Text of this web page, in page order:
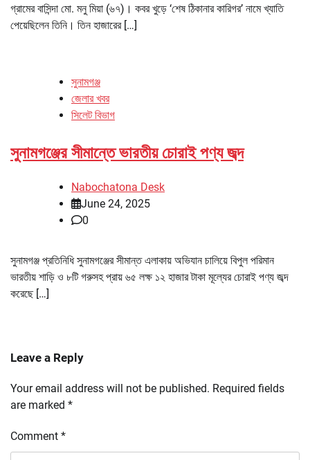
গ্রামের বাসিন্দা মো. মনু মিয়া (৬৭)। কবর খুড়ে ‘শেষ ঠিকানার কারিগর’ নামে খ্যাতি
পেয়েছিলেন তিনি। তিন হাজারের […]
সুনামগঞ্জ
জেলার খবর
সিলেট বিভাগ
সুনামগঞ্জের সীমান্তে ভারতীয় চোরাই পণ্য জব্দ
Nabochatona Desk
June 24, 2025
0
সুনামগঞ্জ প্রতিনিধি সুনামগঞ্জের সীমান্ত এলাকায় অভিযান চালিয়ে বিপুল পরিমান
ভারতীয় শাড়ি ও ৮টি গরুসহ প্রায় ৬৫ লক্ষ ১২ হাজার টাকা মূল্যের চোরাই পণ্য জব্দ
করেছে […]
Leave a Reply
Your email address will not be published. Required fields
are marked *
Comment *